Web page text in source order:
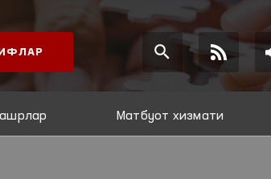
Матбуот хизмати